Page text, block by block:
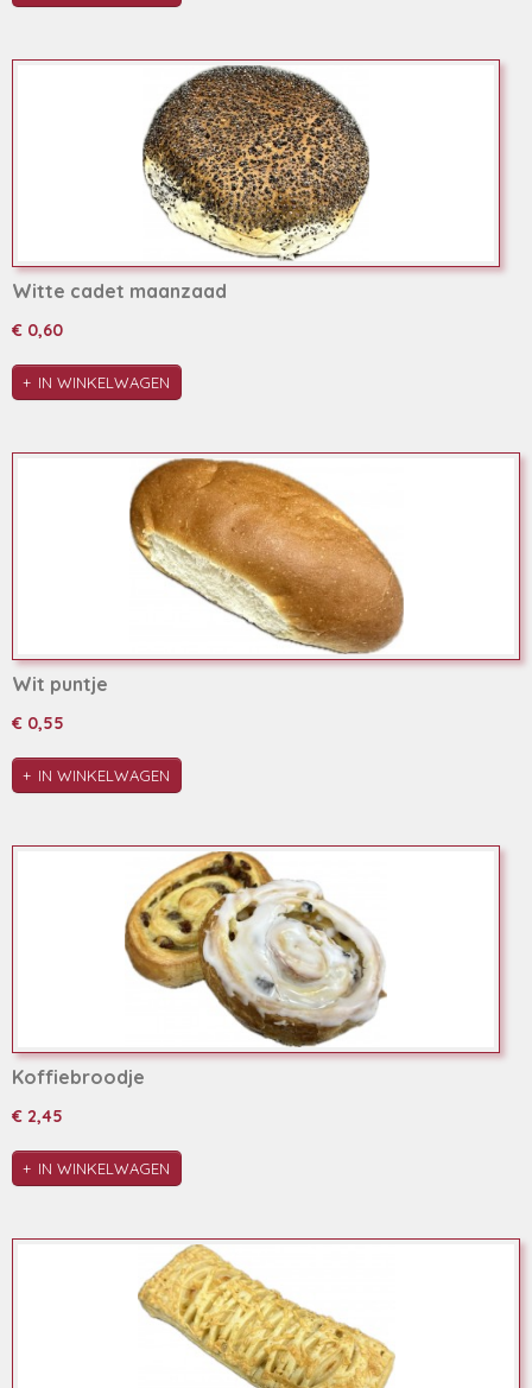
Witte cadet maanzaad
€ 0,60
IN WINKELWAGEN
Wit puntje
€ 0,55
IN WINKELWAGEN
Koffiebroodje
€ 2,45
IN WINKELWAGEN